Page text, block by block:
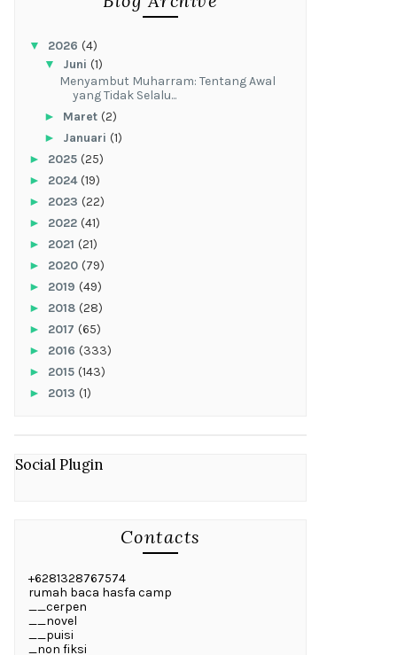
▼ 2026 (4)
▼ Juni (1)
Menyambut Muharram: Tentang Awal
yang Tidak Selalu...
► Maret (2)
► Januari (1)
► 2025 (25)
► 2024(19)
► 2023 (22)
► 2022 (41)
► 2021 (21)
► 2020 (79)
► 2019 (49)
► 2018 (28)
► 2017 (65)
► 2016 (333)
► 2015 (143)
► 2013 (1)
Social Plugin
Contacts
+6281328767574
rumah baca hasfa camp
__cerpen
__novel
__puisi
_non fiksi